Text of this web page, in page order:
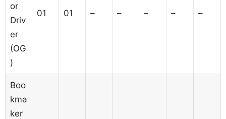
or
Driv
er
(OG
)
01 01 – – – – –
Boo
kma
ker